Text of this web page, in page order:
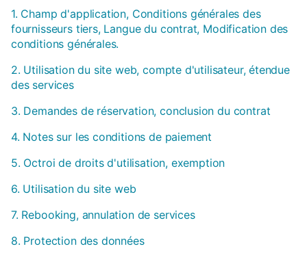
1. Champ d'application, Conditions générales des
fournisseurs tiers, Langue du contrat, Modification des
conditions générales.
2. Utilisation du site web, compte d'utilisateur, étendue
des services
3. Demandes de réservation, conclusion du contrat
4. Notes sur les conditions de paiement
5. Octroi de droits d'utilisation, exemption
6. Utilisation du site web
7. Rebooking, annulation de services
8. Protection des données